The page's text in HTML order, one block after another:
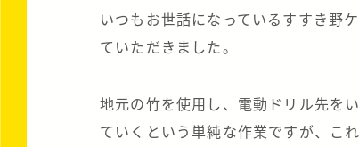
いつもお世話になっているすすき野
ていただきました。
地元の竹を使用し、電動ドリル先を
ていくという単純な作業ですが、こ